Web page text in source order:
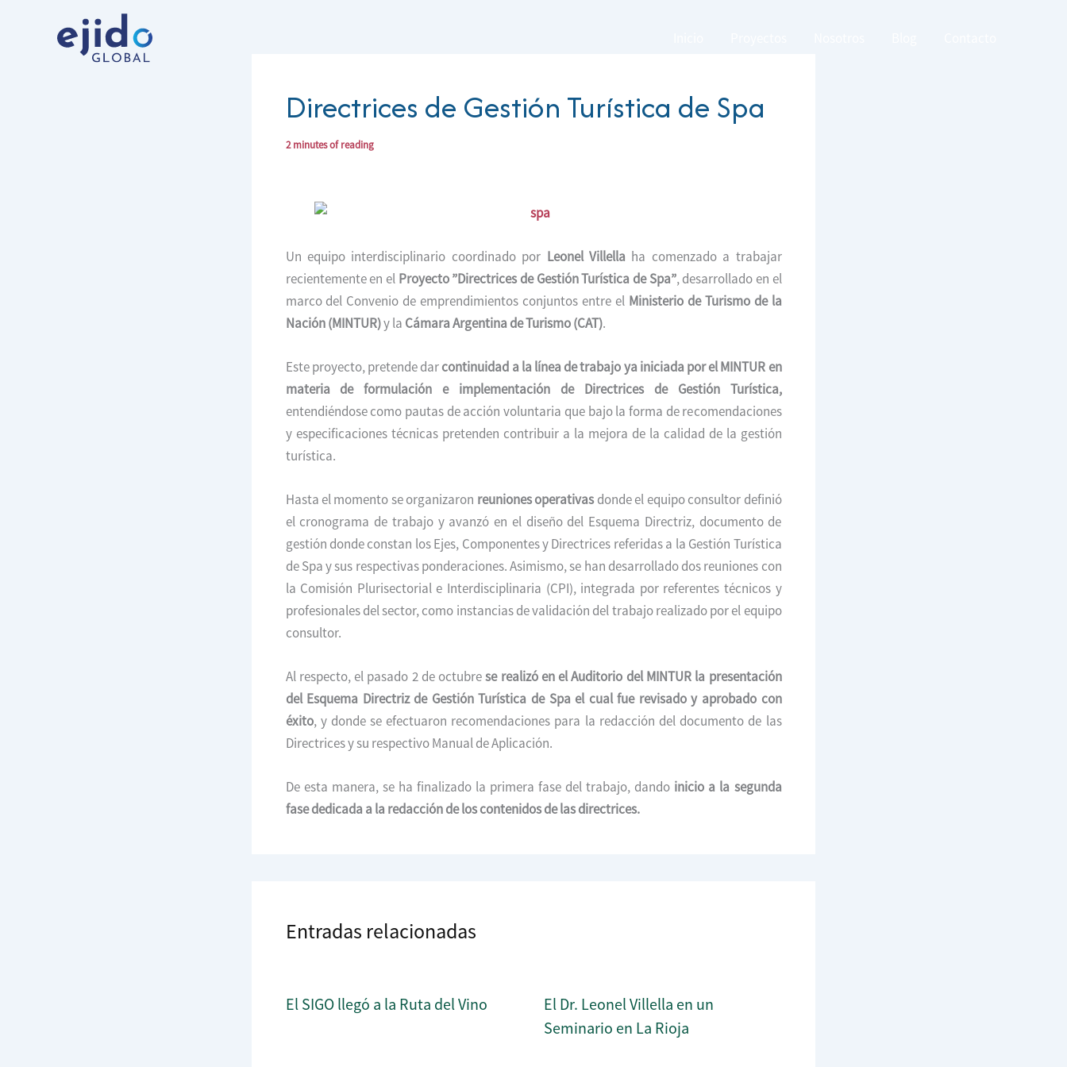
Directrices de Gestión Turística de Spa
2 minutes of reading
Un equipo interdisciplinario coordinado por Leonel Villella ha comenzado a trabajar
recientemente en elProyecto ”Directrices de Gestión Turística de Spa”, desarrollado en el
marco del Convenio de emprendimientos conjuntos entre el Ministerio de Turismo de la
Nación (MINTUR)y la Cámara Argentina de Turismo (CAT).
Este proyecto, pretende darcontinuidad a la línea de trabajo ya iniciada por el MINTUR en
materia de formulación e implementación de Directrices de Gestión Turística,
entendiéndose como pautas de acción voluntaria que bajo la forma de recomendaciones
y especificaciones técnicas pretenden contribuir a la mejora de la calidad de la gestión
turística.
Hasta el momento se organizaron reuniones operativas donde el equipo consultor definió
el cronograma de trabajo y avanzó en el diseño del Esquema Directriz, documento de
gestión donde constan los Ejes, Componentes y Directrices referidas a la Gestión Turística
de Spa y sus respectivas ponderaciones. Asimismo, se han desarrollado dos reuniones con
la Comisión Plurisectorial e Interdisciplinaria (CPI), integrada por referentes técnicos y
profesionales del sector, como instancias de validación del trabajo realizado por el equipo
consultor.
Al respecto, el pasado 2 de octubrese realizó en el Auditorio del MINTUR la presentación
del Esquema Directriz de Gestión Turística de Spa el cual fue revisado y aprobado con
éxito, y donde se efectuaron recomendaciones para la redacción del documento de las
Directrices y su respectivo Manual de Aplicación.
De esta manera, se ha finalizado la primera fase del trabajo, dando inicio a la segunda
fase dedicada a la redacción de los contenidos de las directrices.
Entradas relacionadas
El SIGO llegó a la Ruta del Vino
El Dr. Leonel Villella en un
Seminario en La Rioja